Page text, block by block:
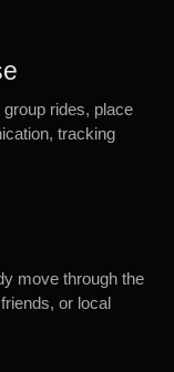
rides, place
tracking
move through the
or local